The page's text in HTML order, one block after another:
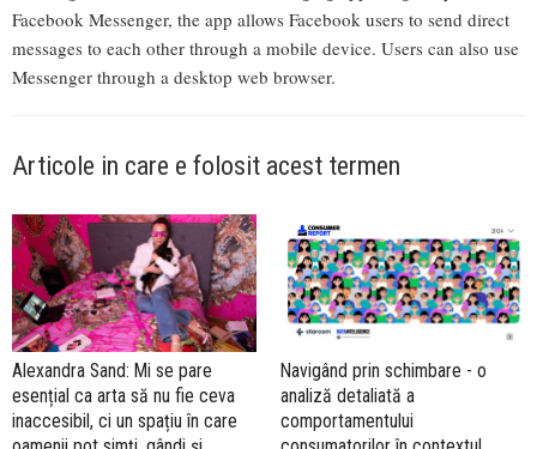
Facebook Messenger, the app allows Facebook users to send direct
messages to each other through a mobile device. Users can also use
Messenger through a desktop web browser.
Articole in care e folosit acest termen
Alexandra Sand: Mi se pare
esențial ca arta să nu fie ceva
inaccesibil, ci un spațiu în care
Navigând prin schimbare - o
analiză detaliată a
comportamentului